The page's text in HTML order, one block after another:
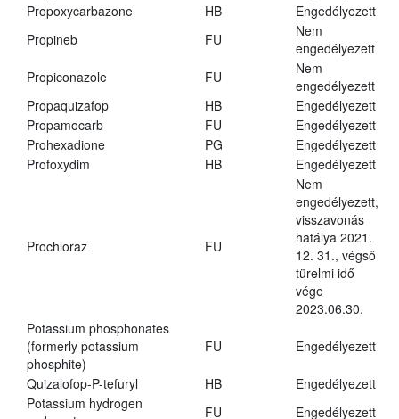
Propoxycarbazone
HB
Engedélyezett
Propineb
FU
Nem
engedélyezett
Propiconazole
FU
Nem
engedélyezett
Propaquizafop
HB
Engedélyezett
Propamocarb
FU
Engedélyezett
Prohexadione
PG
Engedélyezett
Profoxydim
HB Engedélyezett
Prochloraz FU
Nem
engedélyezett,
visszavonás
hatálya 2021.
12. 31., végső
türelmi idő
vége
2023.06.30.
Potassium phosphonates
(formerly potassium
phosphite)
FU Engedélyezett
Quizalofop-P-tefuryl HB
Engedélyezett
Potassium hydrogen
FU Engedélyezett